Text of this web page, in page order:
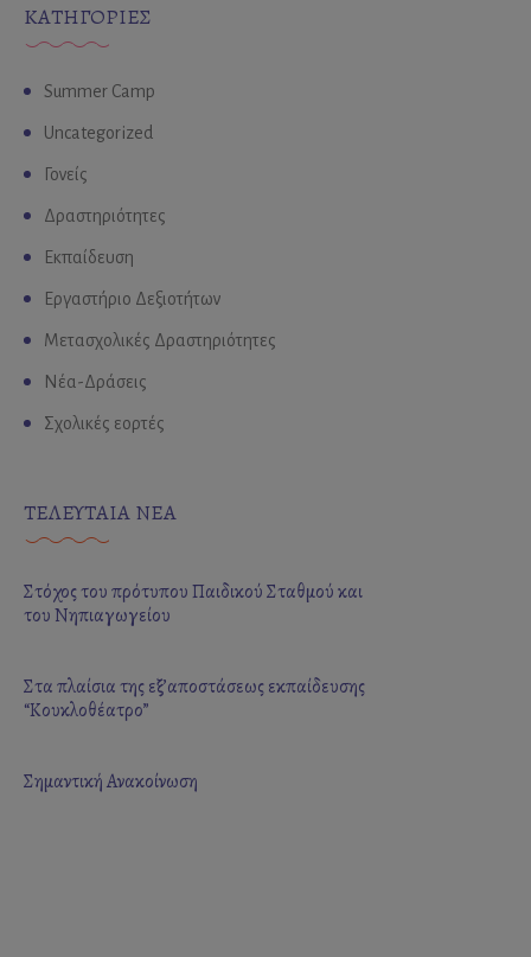
KΑΤΗΓΟΡΊΕΣ
Summer Camp
Uncategorized
Γονείς
Δραστηριότητες
Εκπαίδευση
Εργαστήριο Δεξιοτήτων
Μετασχολικές Δραστηριότητες
Νέα-Δράσεις
Σχολικές εορτές
ΤΕΛΕΥΤΑΙΑ ΝΕΑ
Στόχος του πρότυπου Παιδικού Σταθμού και
του Νηπιαγωγείου
Στα πλαίσια της εξ’αποστάσεως εκπαίδευσης
“Κουκλοθέατρο”
Σημαντική Ανακοίνωση